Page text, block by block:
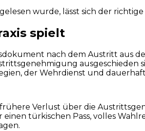
wurde, lässt sich der
spielt
nach dem Austritt aus
ausgeschieden
der Wehrdienst und
frühere Verlust über die
türkischen Pass, volles